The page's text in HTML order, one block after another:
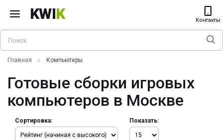
KWIK Контакты
Главная Компьютеры
Готовые сборки игровых
компьютеров в Москве
Сортировка: Показать: